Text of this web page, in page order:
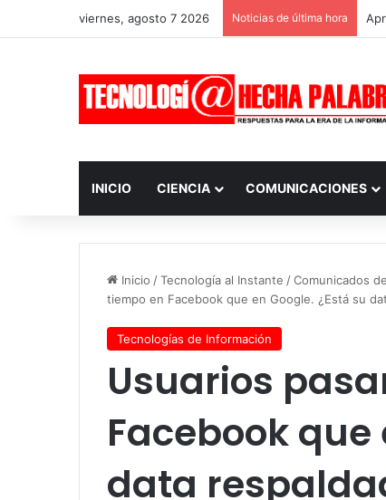
viernes, agosto 7 2026 Noticias de última hora
INICIO CIENCIA COMUNICACIONES
Inicio /Tecnología al Instante /Comunicados
tiempo en Facebook que en Google. ¿Está su
Tecnologías de Información
Usuarios
Facebook que
data